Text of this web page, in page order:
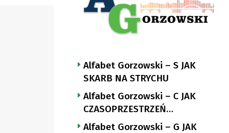
Alfabet Gorzowski – S JAK
SKARB NA STRYCHU
Alfabet Gorzowski – C JAK
CZASOPRZESTRZEŃ
NUTTGENSA
Alfabet Gorzowski – G JAK